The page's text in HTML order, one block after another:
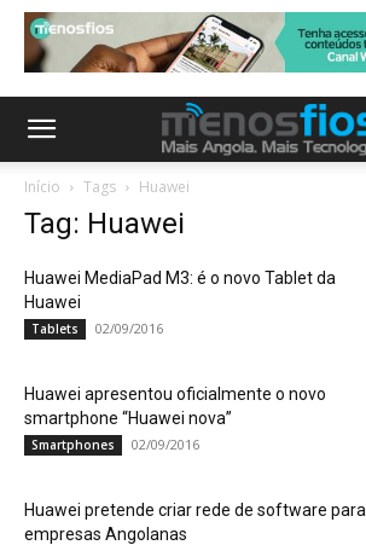
Início Tags Huawei
Tag: Huawei
Huawei MediaPad M3: é o novo Tablet da
Huawei
Tablets 02/09/2016
Huawei apresentou oficialmente o novo
smartphone “Huawei nova”
Smartphones 02/09/2016
Huawei pretende criar rede de software para
empresas Angolanas